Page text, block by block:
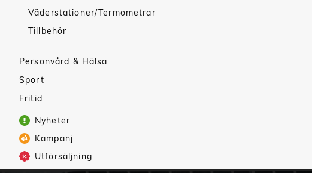
Väderstationer/Termometrar
Tillbehör
Personvård & Hälsa
Sport
Fritid
Nyheter
Kampanj
Utförsäljning